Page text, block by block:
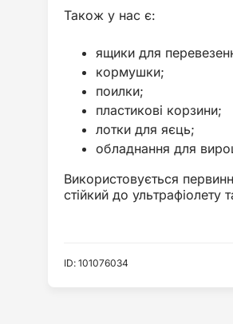
Також у нас є:
ящики для
кормушки;
поилки;
пластикові корзини;
лотки для яєць;
обладнання для
Використовується
стійкий до ультрафіолету
ID: 101076034